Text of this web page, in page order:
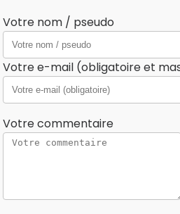
Votre nom / pseudo
Votre e-mail (obligatoire et
Votre commentaire